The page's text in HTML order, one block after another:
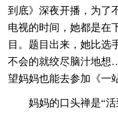
到底》深夜开播，为了
电视的时间，她都是在
目。题目出来，她比选
不会的就绞尽脑汁地
望妈妈也能去参加《一
妈妈的口头禅是“活